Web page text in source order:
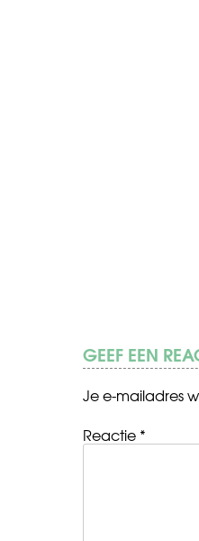
GEEF EEN
Je e-mailadres
Reactie *